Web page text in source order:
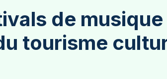
de musique
tourisme